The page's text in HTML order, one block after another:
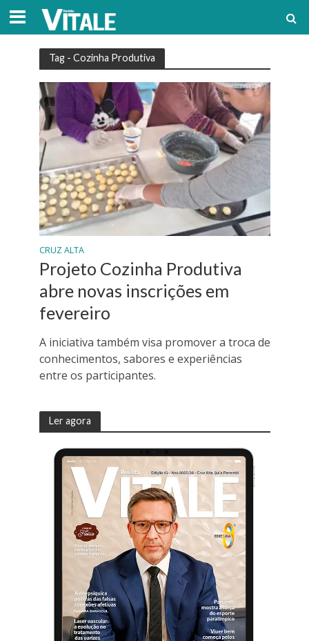
Tag - Cozinha Produtiva
CRUZ ALTA
Projeto Cozinha Produtiva
abre novas inscrições em
fevereiro
A iniciativa também visa promover a troca de
conhecimentos, sabores e experiências
entre os participantes.
Ler agora